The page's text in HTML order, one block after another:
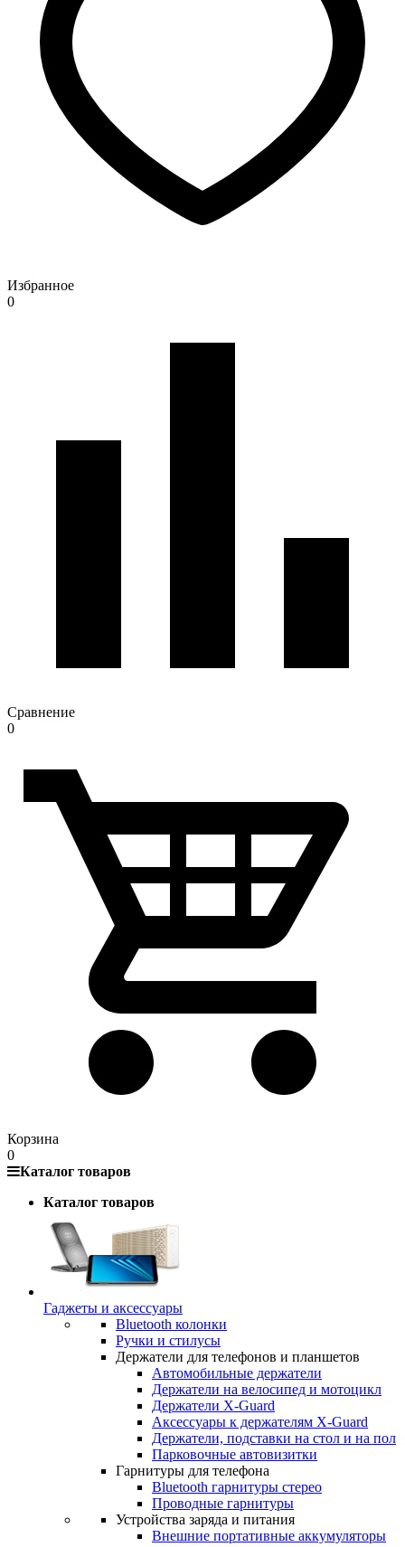
Избранное
0
Сравнение
0
Корзина
0
Каталог товаров
Каталог товаров
Гаджеты и аксессуары
Bluetooth колонки
Ручки и стилусы
Держатели для телефонов и планшетов
Автомобильные держатели
Держатели на велосипед и мотоцикл
Держатели X-Guard
Аксессуары к держателям X-Guard
Держатели, подставки на стол и на пол
Парковочные автовизитки
Гарнитуры для телефона
Bluetooth гарнитуры стерео
Проводные гарнитуры
Устройства заряда и питания
Внешние портативные аккумуляторы